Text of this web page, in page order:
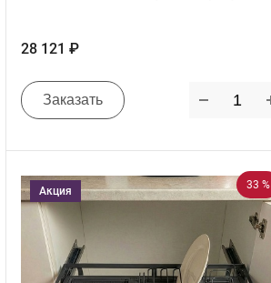
28 121 ₽
Заказать
33 %
Акция